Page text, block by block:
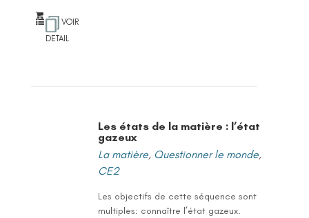
VOIR
DETAIL
Les états de la matière : l’état
gazeux
La matière, Questionner le monde,
CE2
Les objectifs de cette séquence sont
multiples: connaître l’état gazeux.